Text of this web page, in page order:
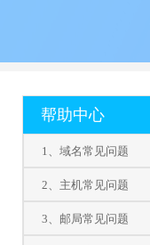
帮助中心
1、域名常见问题
2、主机常见问题
3、邮局常见问题